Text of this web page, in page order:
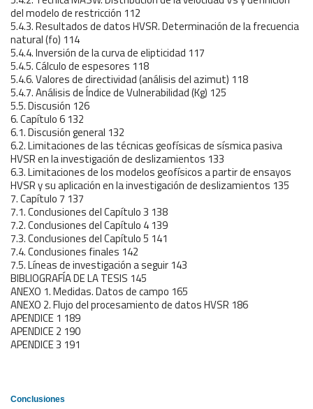
del modelo de restricción 112
5.4.3. Resultados de datos HVSR. Determinación de la frecuencia
natural (fo) 114
5.4.4. Inversión de la curva de elipticidad 117
5.4.5. Cálculo de espesores 118
5.4.6. Valores de directividad (análisis del azimut) 118
5.4.7. Análisis de Índice de Vulnerabilidad (Kg) 125
5.5. Discusión 126
6. Capítulo 6 132
6.1. Discusión general 132
6.2. Limitaciones de las técnicas geofísicas de sísmica pasiva
HVSR en la investigación de deslizamientos 133
6.3. Limitaciones de los modelos geofísicos a partir de ensayos
HVSR y su aplicación en la investigación de deslizamientos 135
7. Capítulo 7 137
7.1. Conclusiones del Capítulo 3 138
7.2. Conclusiones del Capítulo 4 139
7.3. Conclusiones del Capítulo 5 141
7.4. Conclusiones finales 142
7.5. Líneas de investigación a seguir 143
BIBLIOGRAFÍA DE LA TESIS 145
ANEXO 1. Medidas. Datos de campo 165
ANEXO 2. Flujo del procesamiento de datos HVSR 186
APENDICE 1 189
APENDICE 2 190
APENDICE 3 191
Conclusiones